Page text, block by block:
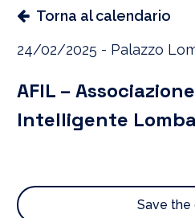
Torna al calendario
24/02/2025 - Palazzo
AFIL –
Intelligente
Save the